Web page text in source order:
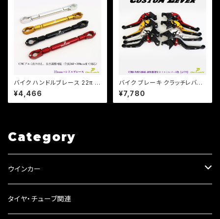
バイク ハンドルブレース 22π 長
さ調整、アクセサリー装着可能/
全長260mm-300mm / モン
キー / エイプ / CB / XJR /【Dr
¥4,466
バイク ブレーキ クラッチレバー
左右セット ホンダ系 ジェイド マ
グナ ホーネット 他 【a379】 可
倒&角度&伸縮 調整機能付き
¥7,780
Category
ウインカー
ウインカーリレー
タイヤ・チューブ関連